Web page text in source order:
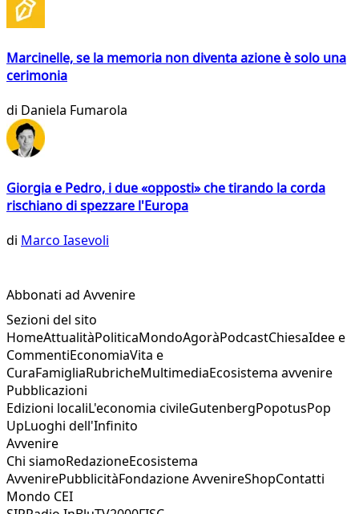
Marcinelle, se la memoria non diventa azione è solo una
cerimonia
di Daniela Fumarola
Giorgia e Pedro, i due «opposti» che tirando la corda
rischiano di spezzare l'Europa
di Marco Iasevoli
Abbonati ad Avvenire
Sezioni del sito
HomeAttualitàPoliticaMondoAgoràPodcastChiesaIdee e
CommentiEconomiaVita e
CuraFamigliaRubricheMultimediaEcosistema avvenire
Pubblicazioni
Edizioni localiL'economia civileGutenbergPopotusPop
UpLuoghi dell'Infinito
Avvenire
Chi siamoRedazioneEcosistema
AvvenirePubblicitàFondazione AvvenireShopContatti
Mondo CEI